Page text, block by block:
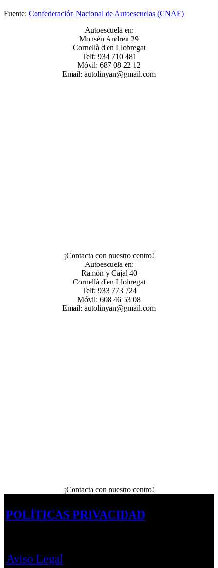
Fuente: Confederación Nacional de Autoescuelas (CNAE)
Autoescuela en:
Monsén Andreu 29
Cornellà d'en Llobregat
Telf: 934 710 481
Móvil: 687 08 22 12
Email: autolinyan@gmail.com
¡Contacta con nuestro centro!
Autoescuela en:
Ramón y Cajal 40
Cornellà d'en Llobregat
Telf: 933 773 724
Móvil: 608 46 53 08
Email: autolinyan@gmail.com
¡Contacta con nuestro centro!
POLÍTICAS PRIVACIDAD
Aviso Legal